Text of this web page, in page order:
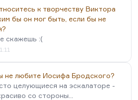
к творчеству Виктора
бы он мог быть, если бы не
скажешь :(
не любите Иосифа Бродского?
целующиеся на эскалаторе -
со стороны...